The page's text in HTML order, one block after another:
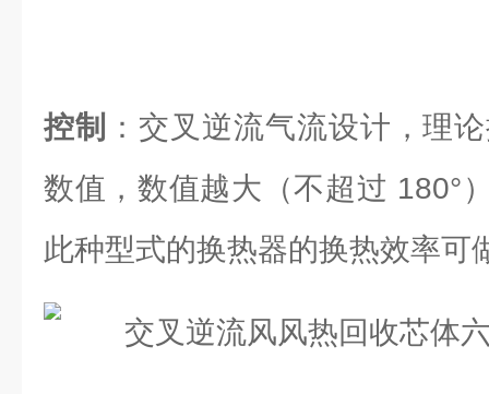
控制
：交叉逆流气流设计，理
数值，数值越大（不超过 180°
此种型式的换热器的换热效率可